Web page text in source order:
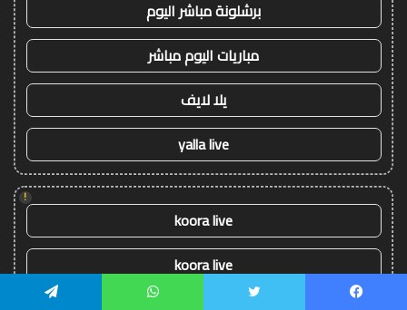
برشلونة مباشر اليوم
مباريات اليوم مباشر
يلا لايف
yalla live
!
koora live
koora live